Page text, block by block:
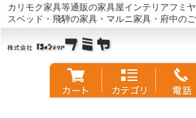
カリモク家具等通販の家具屋インテリアフミ
スベッド・飛騨の家具・マルニ家具・府中のご